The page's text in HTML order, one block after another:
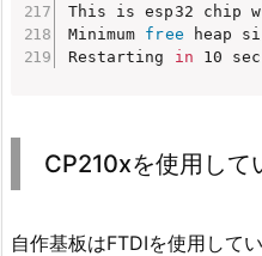
This is esp32 chip
Minimum free heap
Restarting in 10
CP210xを使用して
自作基板はFTDIを使用して